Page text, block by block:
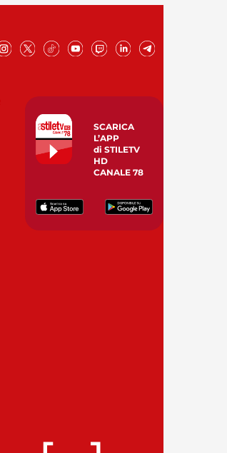
SCARICA
L’APP
di STILETV
HD
CANALE 78